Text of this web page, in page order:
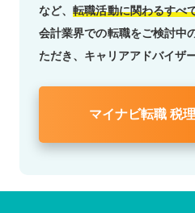
など、転職活動に関わるすべ
会計業界での転職をご検討中
ただき、キャリアアドバイザ
マイナビ転職 税